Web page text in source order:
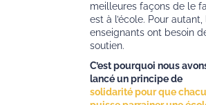
meilleures façons de le
est à l’école. Pour autant,
enseignants ont besoin
soutien.
C’est pourquoi nous
lancé un principe de
solidarité pour que